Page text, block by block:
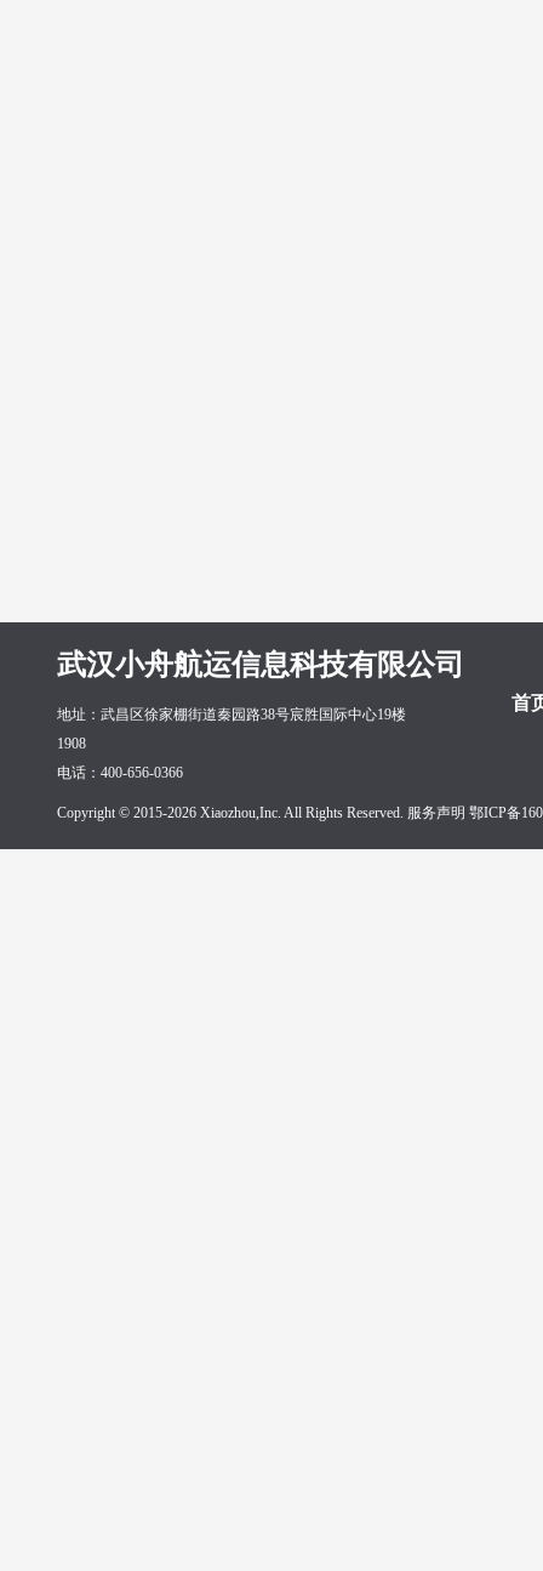
武汉小舟航运信息科技有限公司
首
地址：武昌区徐家棚街道秦园路38号宸胜国际中心19楼
1908
电话：400-656-0366
Copyright © 2015-2026 Xiaozhou,Inc. All Rights Reserved. 服务声明 鄂ICP备